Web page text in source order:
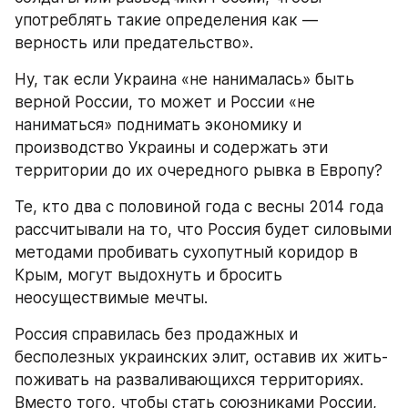
употреблять такие определения как —
верность или предательство».
Ну, так если Украина «не нанималась» быть
верной России, то может и России «не
наниматься» поднимать экономику и
производство Украины и содержать эти
территории до их очередного рывка в Европу?
Те, кто два с половиной года с весны 2014 года
рассчитывали на то, что Россия будет силовыми
методами пробивать сухопутный коридор в
Крым, могут выдохнуть и бросить
неосуществимые мечты.
Россия справилась без продажных и
бесполезных украинских элит, оставив их жить-
поживать на разваливающихся территориях.
Вместо того, чтобы стать союзниками России,